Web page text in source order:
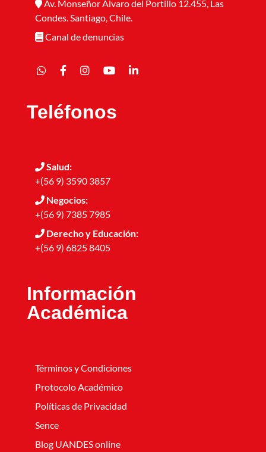
Av. Monseñor Álvaro del Portillo 12.455, Las
Condes. Santiago, Chile.
Canal de denuncias
Teléfonos
Salud:
+(56 9) 3590 3857
Negocios:
+(56 9) 7385 7985
Derecho y Educación:
+(56 9) 6825 8405
Información
Académica
Términos y Condiciones
Protocolo Académico
Políticas de Privacidad
Sence
Blog UANDES online